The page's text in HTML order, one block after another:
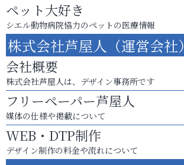
ペット大好き
シエル動物病院協力のペットの医療情報
株式会社芦屋人（運営会社）
会社概要
株式会社芦屋人は、デザイン事務所です
フリーペーパー芦屋人
媒体の仕様や掲載について
WEB・DTP制作
デザイン制作の料金や流れについて